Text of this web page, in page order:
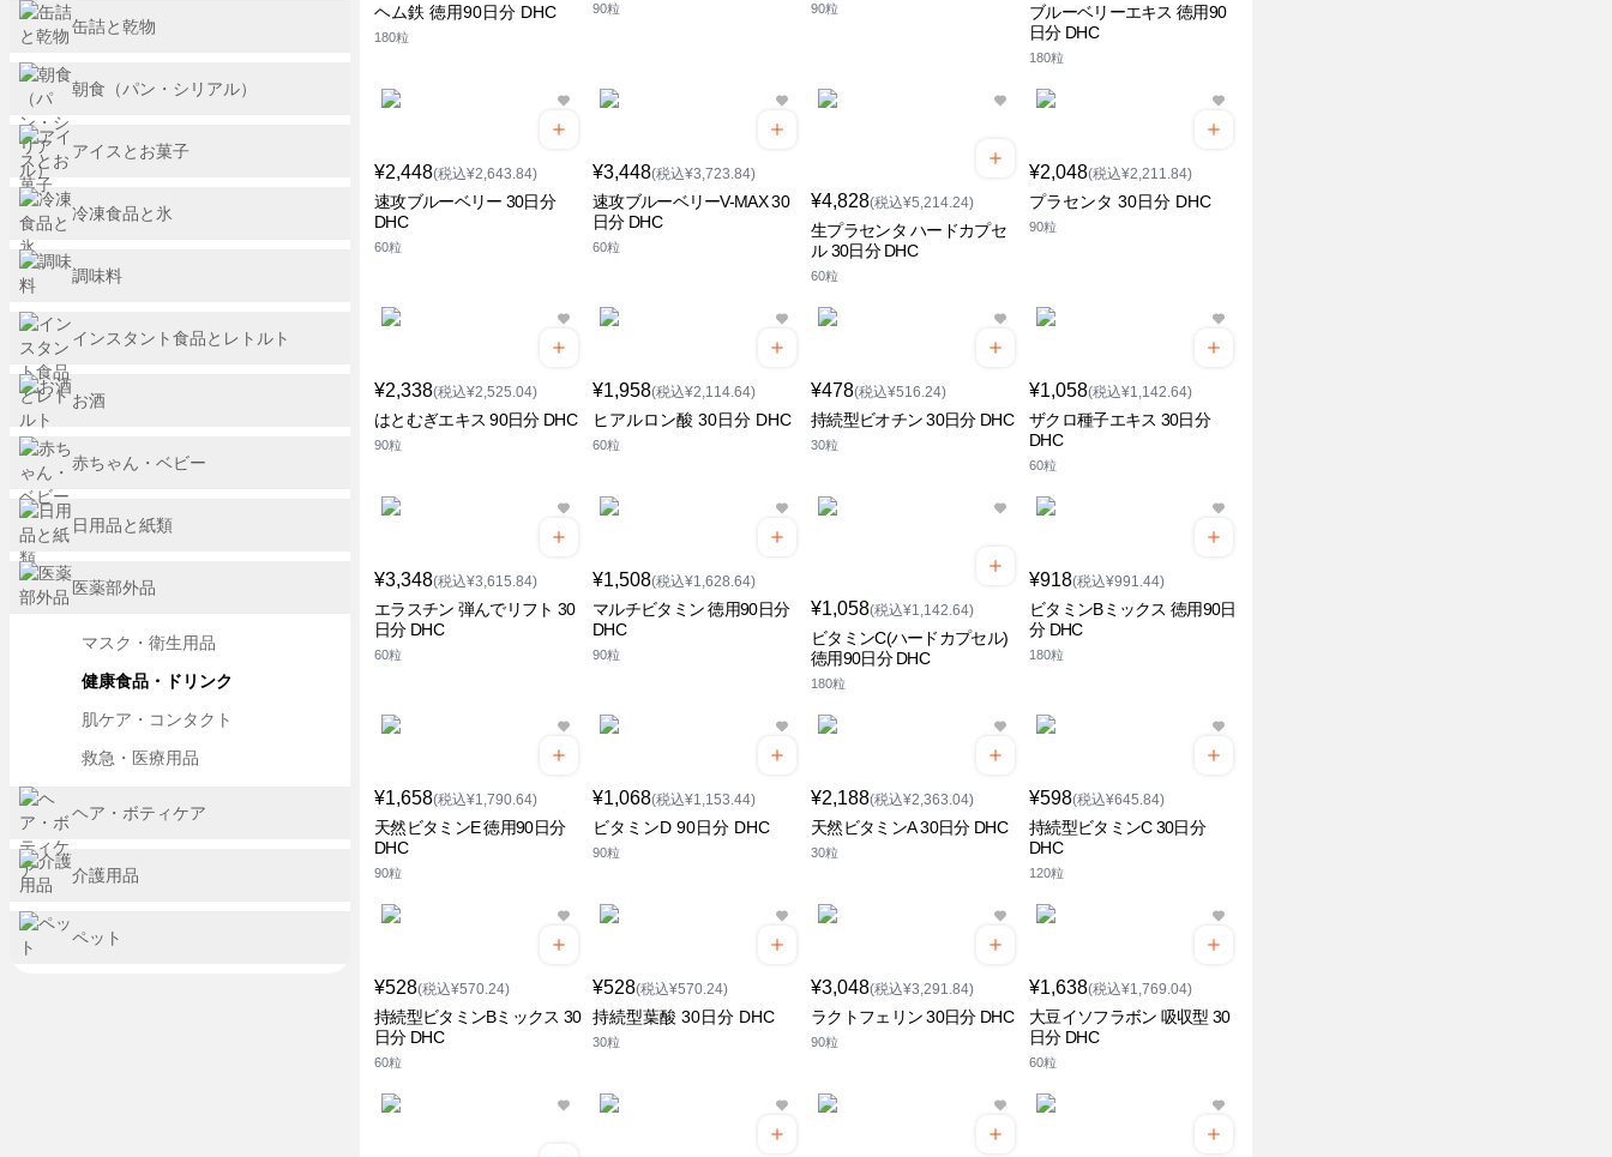
ヘム鉄 徳用90日分 DHC
180粒
90粒 90粒
ブルーベリーエキス 徳用90
日分 DHC
180粒
¥2,448(税込¥2,643.84)
速攻ブルーベリー 30日分
DHC
60粒
¥3,448(税込¥3,723.84)
速攻ブルーベリーV-MAX 30
日分 DHC
60粒
¥4,828(税込¥5,214.24)
生プラセンタ ハードカプセ
ル 30日分 DHC
60粒
¥2,048(税込¥2,211.84)
プラセンタ 30日分 DHC
90粒
¥2,338(税込¥2,525.04)
はとむぎエキス 90日分 DHC
90粒
¥1,958(税込¥2,114.64)
ヒアルロン酸 30日分 DHC
60粒
¥478(税込¥516.24)
持続型ビオチン 30日分 DHC
30粒
¥1,058(税込¥1,142.64)
ザクロ種子エキス 30日分
DHC
60粒
¥3,348(税込¥3,615.84)
エラスチン 弾んでリフト 30
日分 DHC
60粒
¥1,508(税込¥1,628.64)
マルチビタミン 徳用90日分
DHC
90粒
¥1,058(税込¥1,142.64)
ビタミンC(ハードカプセル)
徳用90日分 DHC
180粒
¥918(税込¥991.44)
ビタミンBミックス 徳用90日
分 DHC
180粒
¥1,658(税込¥1,790.64)
天然ビタミンE 徳用90日分
DHC
90粒
¥1,068(税込¥1,153.44)
ビタミンD 90日分 DHC
90粒
¥2,188(税込¥2,363.04)
天然ビタミンA 30日分 DHC
30粒
¥598(税込¥645.84)
持続型ビタミンC 30日分
DHC
120粒
¥528(税込¥570.24)
持続型ビタミンBミックス 30
日分 DHC
60粒
¥528(税込¥570.24)
持続型葉酸 30日分 DHC
30粒
¥3,048(税込¥3,291.84)
ラクトフェリン 30日分 DHC
90粒
¥1,638(税込¥1,769.04)
大豆イソフラボン 吸収型 30
日分 DHC
60粒
缶詰と乾物
朝食（パン・シリアル）
アイスとお菓子
冷凍食品と氷
調味料
インスタント食品とレトルト
お酒
赤ちゃん・ベビー
日用品と紙類
医薬部外品
マスク・衛生用品
健康食品・ドリンク
肌ケア・コンタクト
救急・医療用品
ヘア・ボティケア
介護用品
ペット